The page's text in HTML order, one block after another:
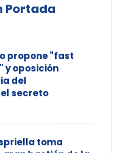
Portada
propone "fast
y oposición
del
secreto
toma